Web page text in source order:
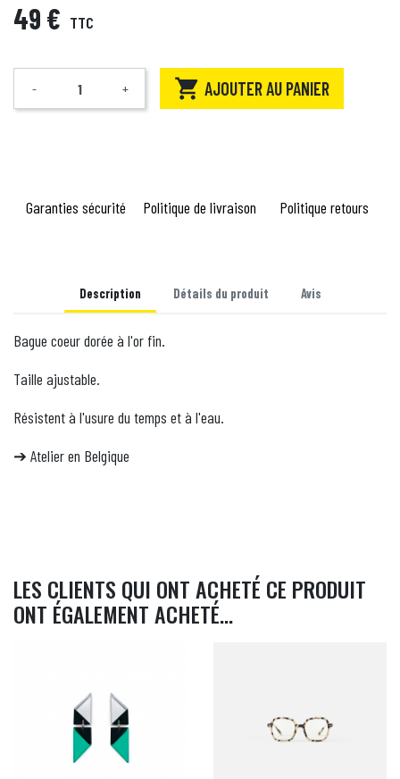
49 € TTC
Quantité
- +  AJOUTER AU PANIER
Garanties sécurité Politique de livraison Politique retours
Description Détails du produit Avis
Bague coeur dorée à l'or fin.
Taille ajustable.
Résistent à l'usure du temps et à l'eau.
➔ Atelier en Belgique
LES CLIENTS QUI ONT ACHETÉ CE PRODUIT
ONT ÉGALEMENT ACHETÉ...